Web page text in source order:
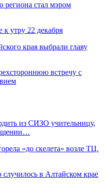
региона стал мэром
утру 22 декабря
края выбрали главу
встречу с
из СИЗО учительницу,
«до скелета» возле ТЦ.
в Алтайском крае